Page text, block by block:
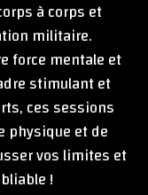
à corps et
militaire.
force mentale et
stimulant et
ces sessions
physique et de
vos limites et
!